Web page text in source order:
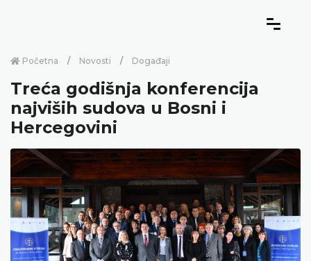
Početna Novosti Događaji
Treća godišnja konferencija
najviših sudova u Bosni i
Hercegovini